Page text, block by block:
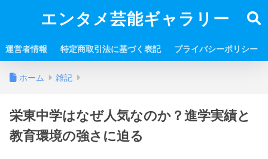
エンタメ芸能ギャラリー
運営者情報 特定商取引法に基づく表記 プライバシーポリシー
ホーム 雑記
栄東中学はなぜ人気なのか？進学実績と
教育環境の強さに迫る